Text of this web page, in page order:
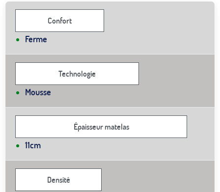
Confort
Ferme
Technologie
Mousse
Épaisseur matelas
11cm
Densité